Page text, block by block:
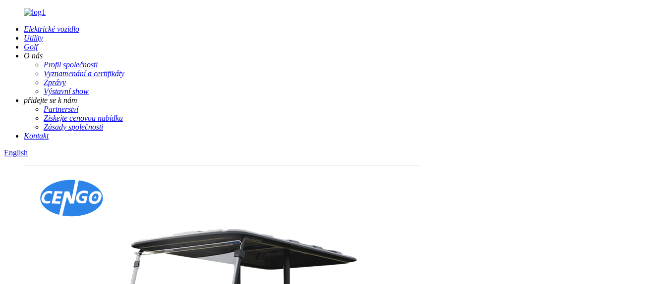
Elektrické vozidlo
Utility
Golf
O nás
Profil společnosti
Vyznamenání a certifikáty
Zprávy
Výstavní show
přidejte se k nám
Partnerství
Získejte cenovou nabídku
Zásady společnosti
Kontakt
English